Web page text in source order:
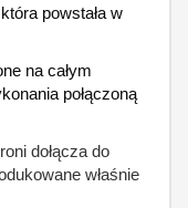
powstała w
na całym
połączoną
dołącza do
właśnie